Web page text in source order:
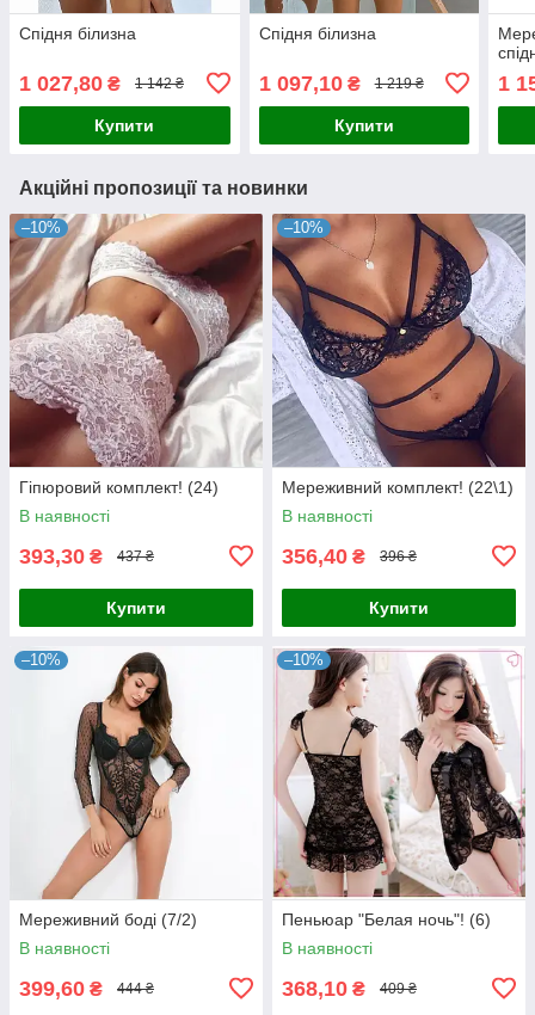
Спідня білизна
1 027,80 ₴ 1 142 ₴
Купити
Спідня білизна
1 097,10₴ 1 219 ₴
Купити
1
Акційні пропозиції та новинки
–10%
Гіпюровий комплект! (24)
В наявності
393,30 ₴ 437 ₴
Купити
–10%
Мереживний комплект! (22\1)
В наявності
356,40 ₴ 396 ₴
Купити
–10%
Мереживний боді (7/2)
В наявності
399,60 ₴ 444 ₴
–10%
Пеньюар "Белая ночь"! (6)
В наявності
368,10 ₴ 409 ₴